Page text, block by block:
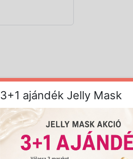
3+1 ajándék Jelly Mask